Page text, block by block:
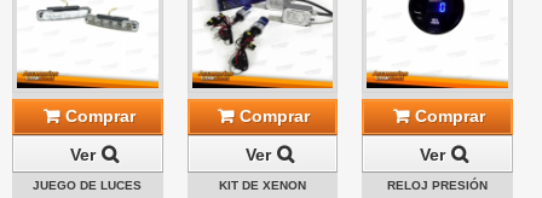
Comprar
Ver
JUEGO DE LUCES
Comprar
Ver
KIT DE XENON
Comprar
Ver
RELOJ PRESIÓN